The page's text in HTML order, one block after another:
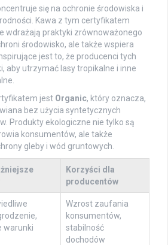
się na ochronie środowiska i
Kawa z tym certyfikatem
wdrażają praktyki zrównoważonego
środowisko, ale także wspiera
jest to, że producenci tych
aby utrzymać lasy tropikalne i inne
jest Organic, który oznacza,
bez użycia syntetycznych
Produkty ekologiczne nie tylko są
konsumentów, ale także
gleby i wód gruntowych.
Korzyści dla
producentów
warunki
Wzrost zaufania
konsumentów,
stabilność
dochodów